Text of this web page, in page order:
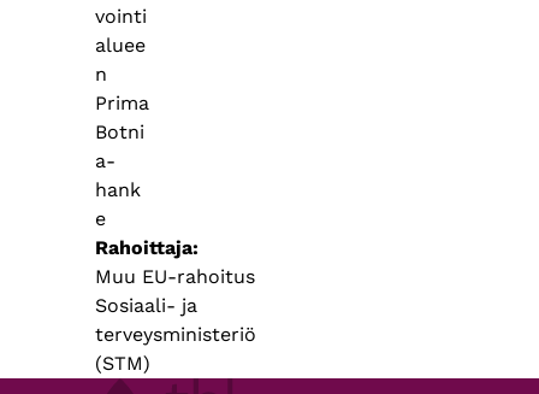
vointi
aluee
n
Prima
Botni
a-
hank
e
Rahoittaja
Muu EU-rahoitus
Sosiaali- ja
terveysministeriö
(STM)